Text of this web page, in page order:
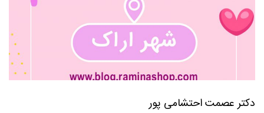
دکتر عصمت احتشامی پور